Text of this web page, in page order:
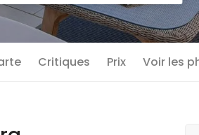
Critiques Prix Voir les